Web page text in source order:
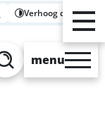
Verhoog contrast
Zoeken
menu